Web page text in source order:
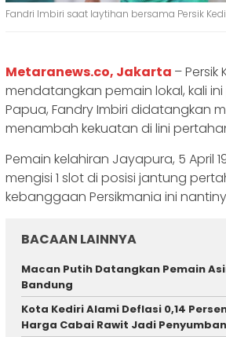
Fandri Imbiri saat laytihan bersama Persik
Metaranews.co, Jakarta – Persik
mendatangkan pemain lokal, kali
Papua, Fandry Imbiri didatangkan
menambah kekuatan di lini
Pemain kelahiran Jayapura, 5 April
mengisi 1 slot di posisi jantung
kebanggaan Persikmania ini
BACAAN LAINNYA
Macan Putih Datangkan Pemain
Bandung
Kota Kediri Alami Deflasi 0,14
Harga Cabai Rawit Jadi